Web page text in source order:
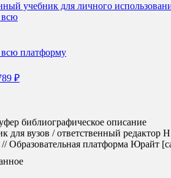
учебник для личного
всю
платформу
₽
библиографическое описание
для вузов / ответственный
Образовательная платформа Юрайт